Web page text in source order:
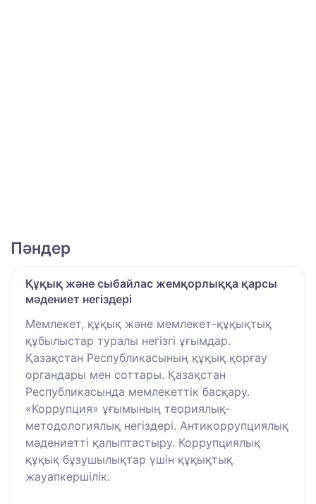
Пәндер
Құқық және сыбайлас жемқорлыққа қарсы
мәдениет негіздері
Мемлекет, құқық және мемлекет-құқықтық
құбылыстар туралы негізгі ұғымдар.
Қазақстан Республикасының құқық қорғау
органдары мен соттары. Қазақстан
Республикасында мемлекеттік басқару.
«Коррупция» ұғымының теориялық-
методологиялық негіздері. Антикоррупциялық
мәдениетті қалыптастыру. Коррупциялық
құқық бұзушылықтар үшін құқықтық
жауапкершілік.